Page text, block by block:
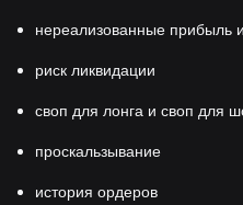
нереализованные прибыль
риск ликвидации
своп для лонга и своп для
проскальзывание
история ордеров